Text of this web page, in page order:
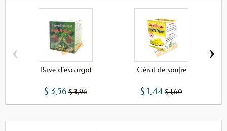
Bave d'escargot
$ 3,56 $ 3,96
Cérat de soufre
$ 1,44 $ 1,60
‹ ›